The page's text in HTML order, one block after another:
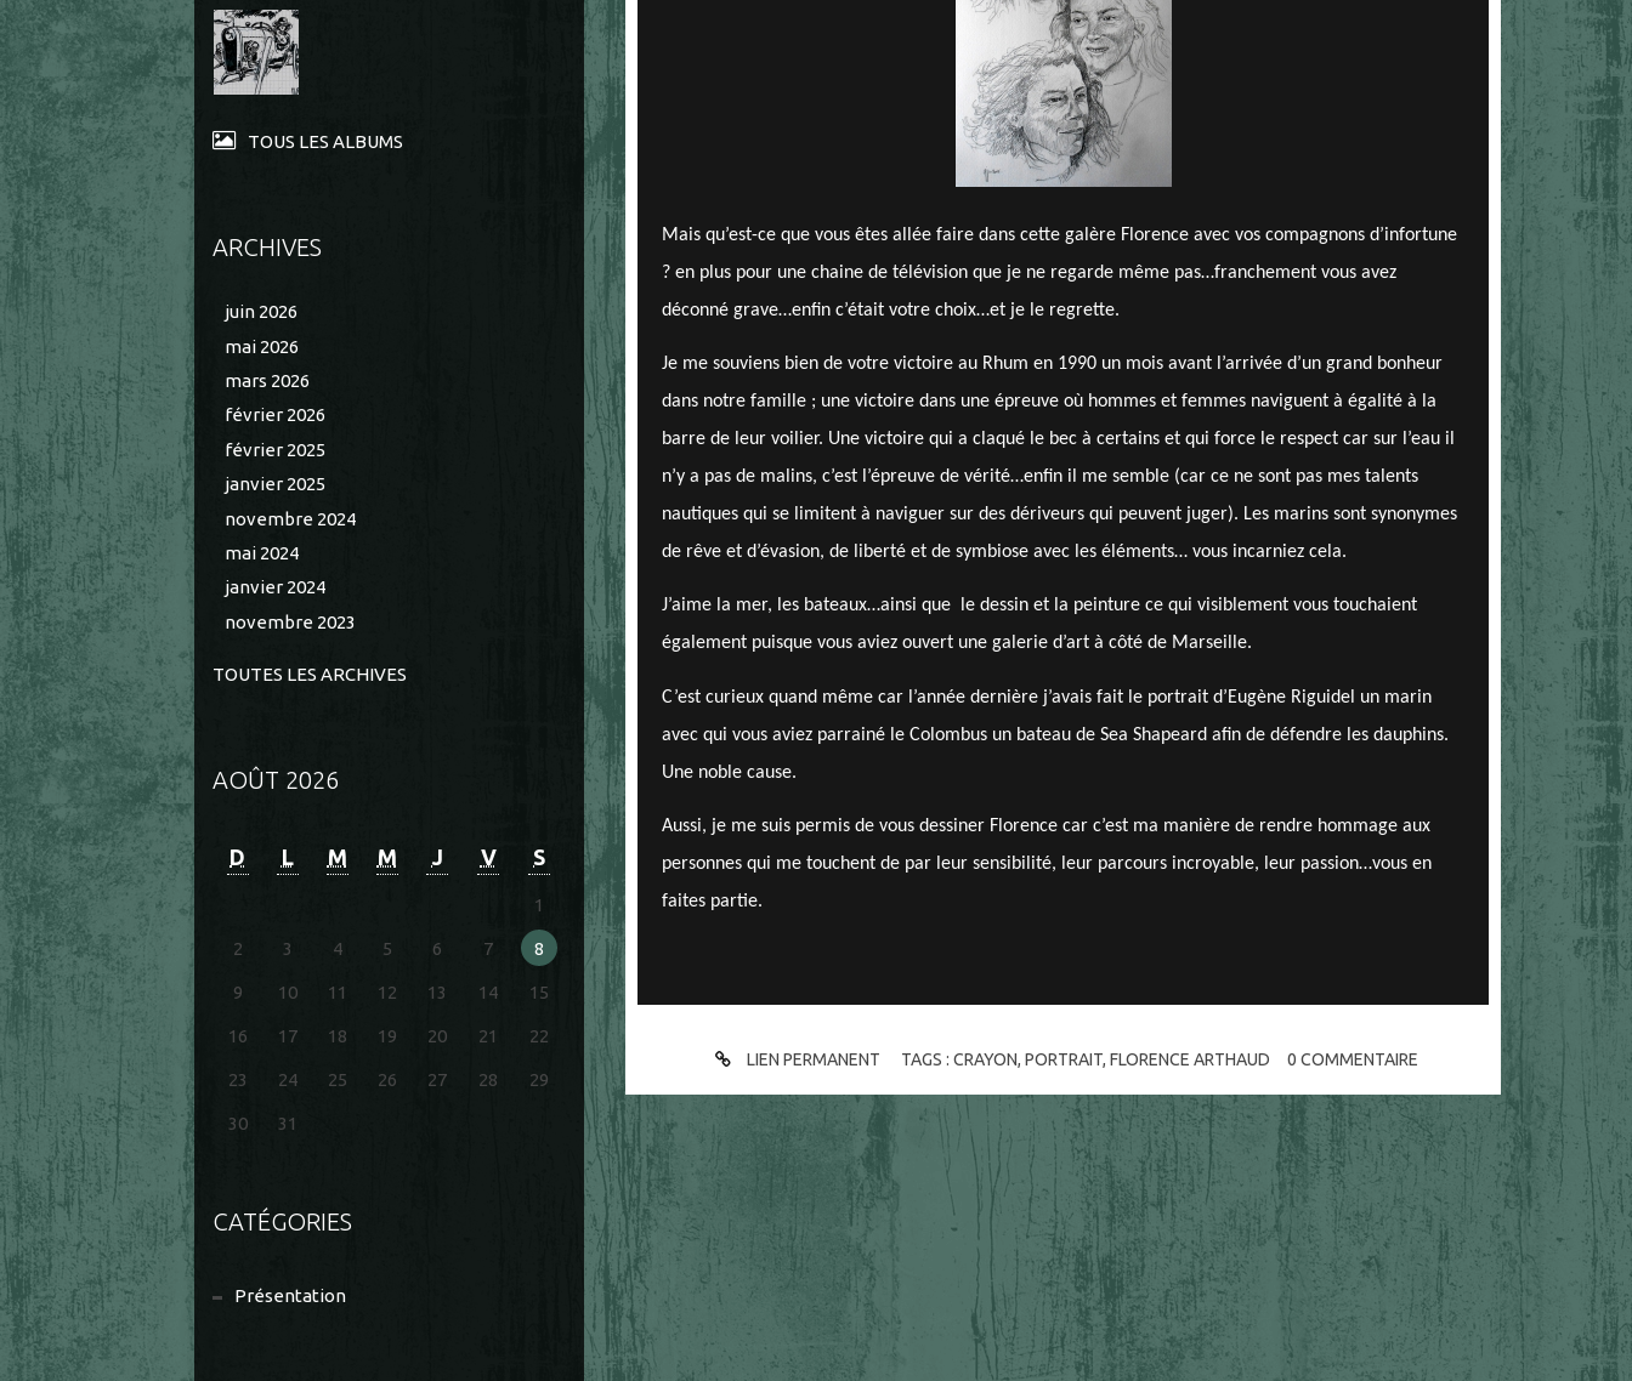
TOUS LES ALBUMS
ARCHIVES
juin 2026
mai 2026
mars 2026
février 2026
février 2025
janvier 2025
novembre 2024
mai 2024
janvier 2024
novembre 2023
TOUTES LES ARCHIVES
AOÛT 2026
D L M M J V S
1
2 3 4 5 6 7 8
9 10 11 12 13 14 15
16 17 18 19 20 21 22
23 24 25 26 27 28 29
30 31
CATÉGORIES
Présentation
Mais qu’est-ce que vous êtes allée faire dans cette galère Florence avec vos compagnons d’infortune
? en plus pour une chaine de télévision que je ne regarde même pas…franchement vous avez
déconné grave…enfin c’était votre choix…et je le regrette.
Je me souviens bien de votre victoire au Rhum en 1990 un mois avant l’arrivée d’un grand bonheur
dans notre famille ; une victoire dans une épreuve où hommes et femmes naviguent à égalité à la
barre de leur voilier. Une victoire qui a claqué le bec à certains et qui force le respect car sur l’eau il
n’y a pas de malins, c’est l’épreuve de vérité…enfin il me semble (car ce ne sont pas mes talents
nautiques qui se limitent à naviguer sur des dériveurs qui peuvent juger). Les marins sont synonymes
de rêve et d’évasion, de liberté et de symbiose avec les éléments… vous incarniez cela.
J’aime la mer, les bateaux…ainsi que le dessin et la peinture ce qui visiblement vous touchaient
également puisque vous aviez ouvert une galerie d’art à côté de Marseille.
C’est curieux quand même car l’année dernière j’avais fait le portrait d’Eugène Riguidel un marin
avec qui vous aviez parrainé le Colombus un bateau de Sea Shapeard afin de défendre les dauphins.
Une noble cause.
Aussi, je me suis permis de vous dessiner Florence car c’est ma manière de rendre hommage aux
personnes qui me touchent de par leur sensibilité, leur parcours incroyable, leur passion…vous en
faites partie.
LIEN PERMANENT TAGS :CRAYON,PORTRAIT,FLORENCE ARTHAUD 0 COMMENTAIRE